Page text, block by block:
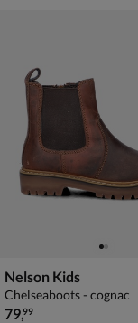
Nelson Kids
Chelseaboots - cognac
€ 79,99
79,99